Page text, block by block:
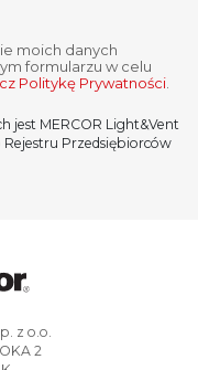
systemów
do potrzeb obiektu. Nasze
i spełniają
moich danych
formularzu w celu
Politykę Prywatności.
jest MERCOR Light&Vent
Rejestru Przedsiębiorców
z o.o.
2